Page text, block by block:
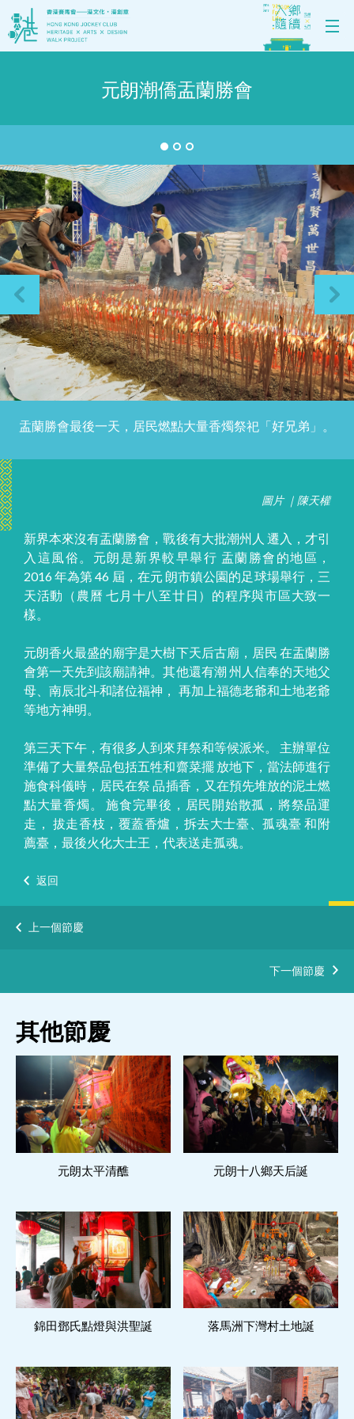
元朗潮僑盂蘭勝會
盂蘭勝會最後一天，居民燃點大量香燭祭祀「好兄弟」。
圖片 ｜陳天權
新界本來沒有盂蘭勝會，戰後有大批潮州人 遷入，才引
入這風俗。元朗是新界較早舉行 盂蘭勝會的地區，
2016 年為第 46 屆，在元 朗市鎮公園的足球場舉行，三
天活動（農曆 七月十八至廿日）的程序與市區大致一
樣。
元朗香火最盛的廟宇是大樹下天后古廟，居民 在盂蘭勝
會第一天先到該廟請神。其他還有潮 州人信奉的天地父
母、南辰北斗和諸位福神， 再加上福德老爺和土地老爺
等地方神明。
第三天下午，有很多人到來拜祭和等候派米。 主辦單位
準備了大量祭品包括五牲和齋菜擺 放地下，當法師進行
施食科儀時，居民在祭 品插香，又在預先堆放的泥土燃
點大量香燭。 施食完畢後，居民開始散孤，將祭品運
走， 拔走香枝，覆蓋香爐，拆去大士臺、孤魂臺 和附
薦臺，最後火化大士王，代表送走孤魂。
返回
上一個節慶
下一個節慶
其他節慶
閱讀更多
元朗太平清醮 閱讀更多
元朗十八鄉天后誕
閱讀更多
錦田鄧氏點燈與洪聖誕 閱讀更多
落馬洲下灣村土地誕